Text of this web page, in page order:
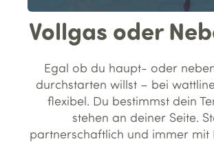
Vollgas oder
Egal ob du haupt- oder
durchstarten willst – bei
flexibel. Du bestimmst dein
stehen an deiner Seite.
partnerschaftlich und immer mit